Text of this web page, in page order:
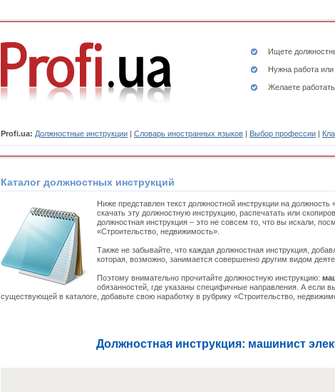
Ищете
Нужна работа
Желаете
Profi.ua: Должностные инструкции | Словарь иностранных языков | Выбор профессии |
Каталог должностных инструкций
Ниже представлен текст должностной инструкции на должность
скачать эту должностную инструкцию, распечатать или
должностная инструкция – это не совсем то, что вы искали,
«Строительство, недвижимость».
Также не забывайте, что каждая должностная инструкция,
которая, возможно, занимается совершенно другим видом
Поэтому внимательно прочитайте должностную инструкцию:
обязанностей, где указаны специфичные направления. А если
существующей в каталоге, добавьте свою наработку в рубрику «Строительство,
Должностная инструкция: машинист